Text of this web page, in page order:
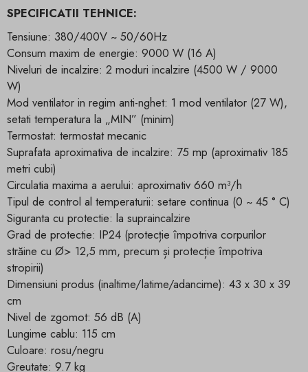
SPECIFICATII TEHNICE:
Tensiune: 380/400V ~ 50/60Hz
Consum maxim de energie: 9000 W (16 A)
Niveluri de incalzire: 2 moduri incalzire (4500 W / 9000
W)
Mod ventilator in regim anti-nghet: 1 mod ventilator (27 W),
setati temperatura la „MIN” (minim)
Termostat: termostat mecanic
Suprafata aproximativa de incalzire: 75 mp (aproximativ 185
metri cubi)
Circulatia maxima a aerului: aproximativ 660 m³/h
Tipul de control al temperaturii: setare continua (0 ~ 45 ° C)
Siguranta cu protectie: la supraincalzire
Grad de protectie: IP24 (protecție împotriva corpurilor
străine cu Ø> 12,5 mm, precum și protecție împotriva
stropirii)
Dimensiuni produs (inaltime/latime/adancime): 43 x 30 x 39
cm
Nivel de zgomot: 56 dB (A)
Lungime cablu: 115 cm
Culoare: rosu/negru
Greutate: 9.7 kg